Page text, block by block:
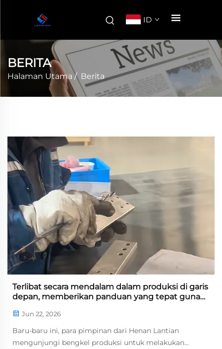
ID
BERITA
Halaman Utama / Berita
Terlibat secara mendalam dalam produksi di garis
depan, memberikan panduan yang tepat guna
Jun 22, 2026
Baru-baru ini, para pimpinan dari Henan Lantian
mengunjungi bengkel produksi untuk melakukan